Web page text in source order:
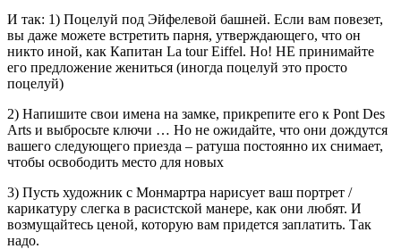
И так: 1) Поцелуй под Эйфелевой башней. Если вам повезет,
вы даже можете встретить парня, утверждающего, что он
никто иной, как Капитан La tour Eiffel. Но! НЕ принимайте
его предложение жениться (иногда поцелуй это просто
поцелуй)
2) Напишите свои имена на замке, прикрепите его к Pont Des
Arts и выбросьте ключи … Но не ожидайте, что они дождутся
вашего следующего приезда – ратуша постоянно их снимает,
чтобы освободить место для новых
3) Пусть художник с Монмартра нарисует ваш портрет /
карикатуру слегка в расистской манере, как они любят. И
возмущайтесь ценой, которую вам придется заплатить. Так
надо.